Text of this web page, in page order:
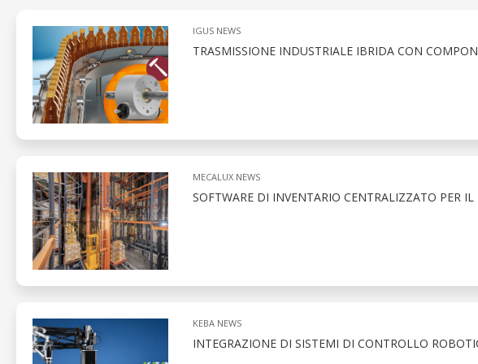
IGUS NEWS
TRASMISSIONE INDUSTRIALE IBRIDA CON
MECALUX NEWS
SOFTWARE DI INVENTARIO CENTRALIZZATO PER
KEBA NEWS
INTEGRAZIONE DI SISTEMI DI CONTROLLO